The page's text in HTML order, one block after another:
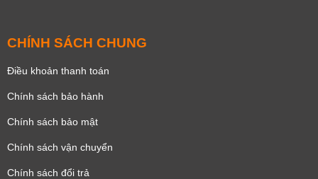
CHÍNH SÁCH CHUNG
Điều khoản thanh toán
Chính sách bảo hành
Chính sách bảo mật
Chính sách vận chuyển
Chính sách đổi trả